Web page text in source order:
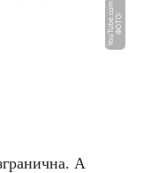
Ф
О
Т
О:
Y
o
u
T
u
b
e.
c
o
m
А